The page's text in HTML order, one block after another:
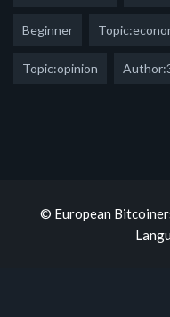
Beginner
Topic:opinion
© European